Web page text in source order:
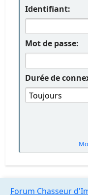
Identifiant:
Mot de passe:
Durée de
Forum Chasseur